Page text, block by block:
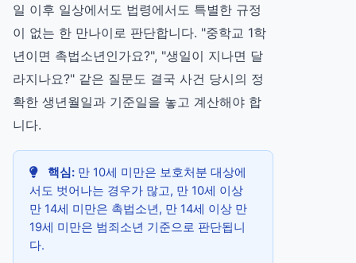
일 이후 일상에서도 법령에서도 특별한 규정
이 없는 한 만나이로 판단합니다. "중학교 1학
년이면 촉법소년인가요?", "생일이 지나면 달
라지나요?" 같은 질문도 결국 사건 당시의 정
확한 생년월일과 기준일을 놓고 계산해야 합
니다.
핵심: 만 10세 미만은 보호처분 대상에
서도 벗어나는 경우가 많고, 만 10세 이상
만 14세 미만은 촉법소년, 만 14세 이상 만
19세 미만은 범죄소년 기준으로 판단됩니
다.